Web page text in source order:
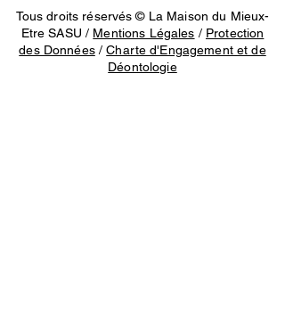
Tous droits réservés © La Maison du Mieux-
Etre SASU / Mentions Légales / Protection
des Données/Charte d'Engagement et de
Déontologie